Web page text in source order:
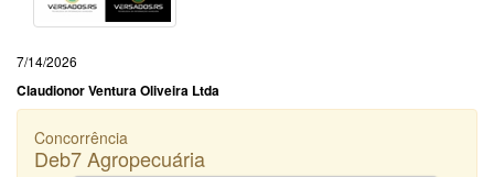
7/14/2026
Claudionor Ventura Oliveira Ltda
Concorrência
Deb7 Agropecuária